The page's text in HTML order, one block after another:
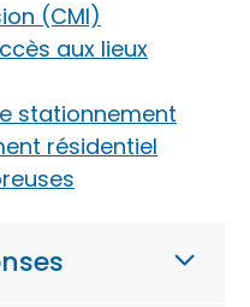
(CMI)
aux lieux
stationnement
résidentiel